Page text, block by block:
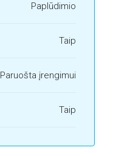
Paplūdimio
Taip
Paruošta įrengimui
Taip